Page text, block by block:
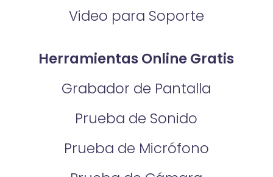
Video para Soporte
Herramientas Online Gratis
Grabador de Pantalla
Prueba de Sonido
Prueba de Micrófono